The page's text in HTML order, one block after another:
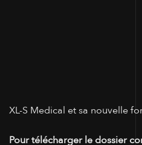
XL-S Medical et sa nouvelle
Pour télécharger le dossier